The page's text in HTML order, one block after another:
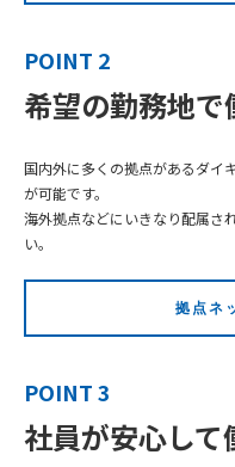
POINT 2
希望の勤務地で
国内外に多くの拠点があるダイ
が可能です。
海外拠点などにいきなり配属さ
い。
拠点ネ
POINT 3
社員が安心し